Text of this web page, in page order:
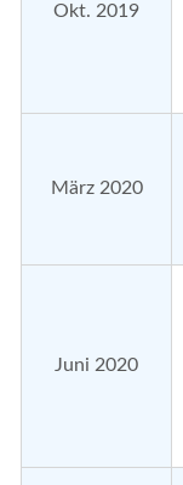
Okt. 2019
März 2020
Juni 2020